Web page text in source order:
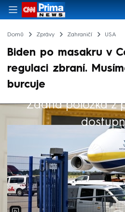
Domů Zprávy Zahraničí USA
Biden po masakru v
regulaci zbraní.
burcuje
Žádná položka z
Výběr redakce